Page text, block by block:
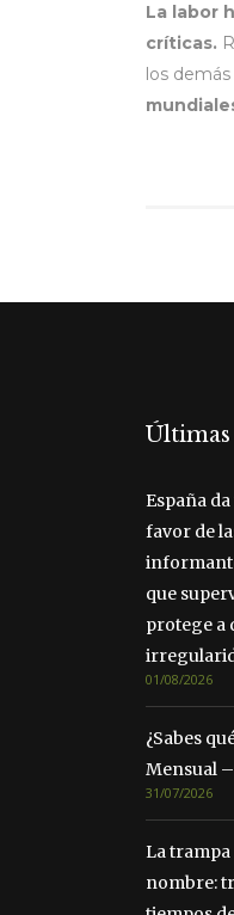
La labor
críticas.
los
Últimas
España
favor de
que
protege a
01/08/2026
¿Sabes
Mensual
31/07/2026
La
nombre: